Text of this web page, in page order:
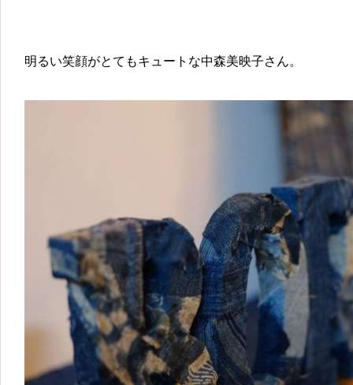
明るい笑顔がとてもキュートな中森美映子さん。